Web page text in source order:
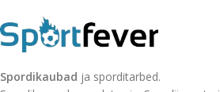
Spordikaubad ja sporditarbed.